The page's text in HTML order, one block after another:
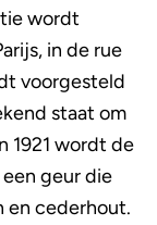
wordt
in de rue
voorgesteld
staat om
1921 wordt de
geur die
en cederhout.